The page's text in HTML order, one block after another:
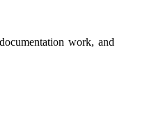
work, and